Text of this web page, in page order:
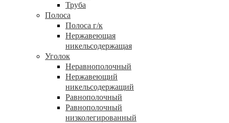
Труба
Полоса
Полоса г/к
Нержавеющая
никельсодержащая
Уголок
Неравнополочный
Нержавеющий
никельсодержащий
Равнополочный
Равнополочный
низколегированный